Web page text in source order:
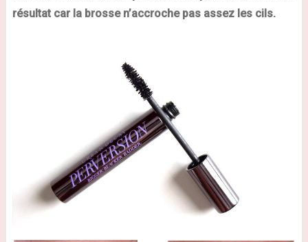
résultat car la brosse n’accroche pas assez les cils.